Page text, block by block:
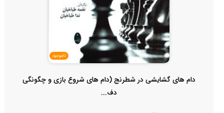
ناموجود
دام های گشایشی در شطرنج (دام های شروع بازی و چگونگی
دف...